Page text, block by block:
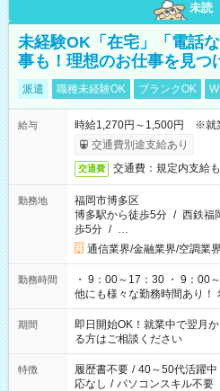
未読
未経験OK「在宅」「電話
事も！理想のお仕事を見つ
派遣 職種未経験OK ブランクOK
給与
時給1,270円～1,500円 ※就
交通費別途支給あり
交通費 交通費：規定内支給
勤務地
福岡市博多区
博多駅から徒歩5分 / 西鉄福
歩5分 / …
通信業界/金融業界/空調業
勤務時間
・ 9：00～17：30 ・ 9：00～
他にも様々な勤務時間あり！
★高収入！夜勤希望の方には 23
のお仕事は、深夜割増手当
25％UP）
期間
即日開始OK！就業中で翌月
る方はご相談ください
特徴 履歴書不要 / 40～50代活躍中
応なし / パソコンスキル不要